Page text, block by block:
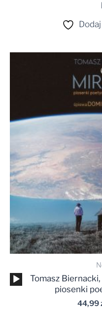
Tomasz
piosenki
44,99